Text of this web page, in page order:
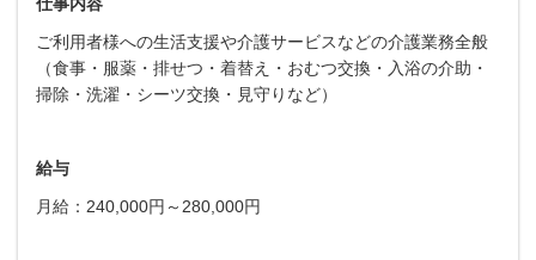
ご利用者様への生活支援や介護サービスなどの介護業務全般
（食事・服薬・排せつ・着替え・おむつ交換・入浴の介助・
掃除・洗濯・シーツ交換・見守りなど）
給与
月給：240,000円～280,000円